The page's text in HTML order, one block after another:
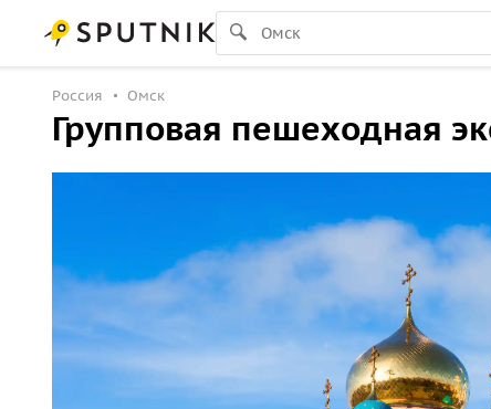
Россия Омск
Групповая пешеходная